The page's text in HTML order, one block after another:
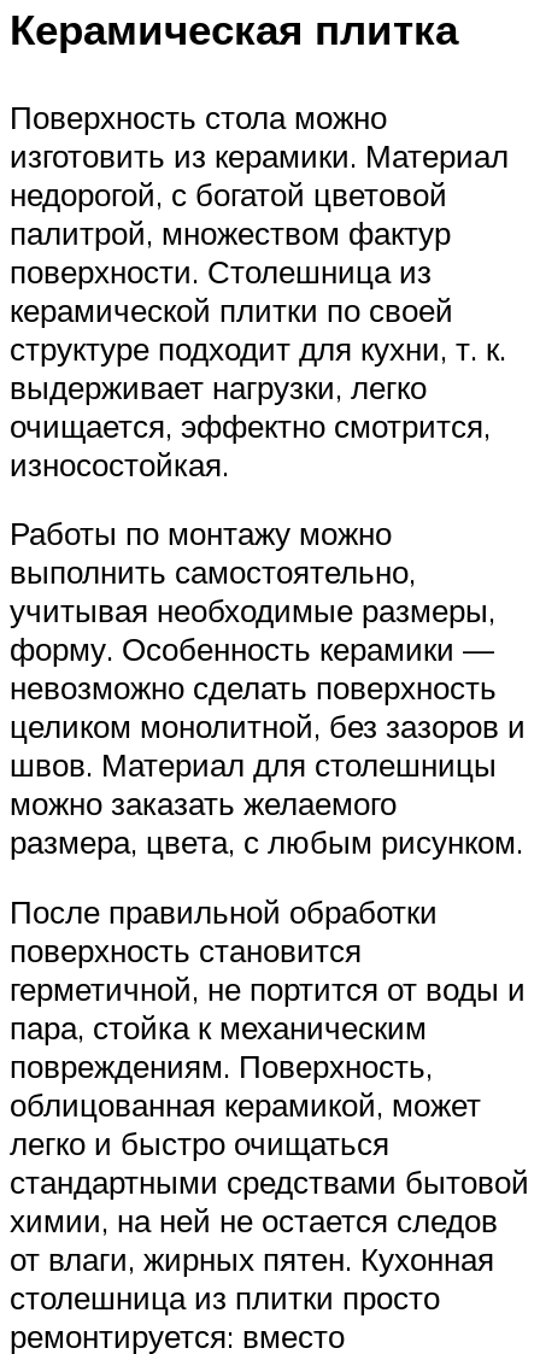
Керамическая плитка
Поверхность стола можно
изготовить из керамики. Материал
недорогой, с богатой цветовой
палитрой, множеством фактур
поверхности. Столешница из
керамической плитки по своей
структуре подходит для кухни, т. к.
выдерживает нагрузки, легко
очищается, эффектно смотрится,
износостойкая.
Работы по монтажу можно
выполнить самостоятельно,
учитывая необходимые размеры,
форму. Особенность керамики —
невозможно сделать поверхность
целиком монолитной, без зазоров и
швов. Материал для столешницы
можно заказать желаемого
размера, цвета, с любым рисунком.
После правильной обработки
поверхность становится
герметичной, не портится от воды и
пара, стойка к механическим
повреждениям. Поверхность,
облицованная керамикой, может
легко и быстро очищаться
стандартными средствами бытовой
химии, на ней не остается следов
от влаги, жирных пятен. Кухонная
столешница из плитки просто
ремонтируется: вместо